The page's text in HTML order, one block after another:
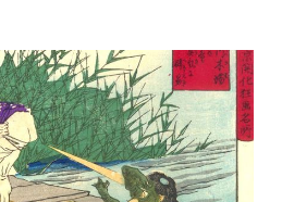
del fiume